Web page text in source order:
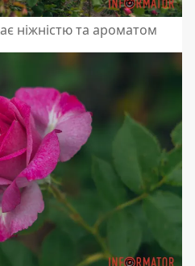
ніжністю та ароматом